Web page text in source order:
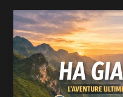
importance,
ses
lieux
sacrés
et
comment